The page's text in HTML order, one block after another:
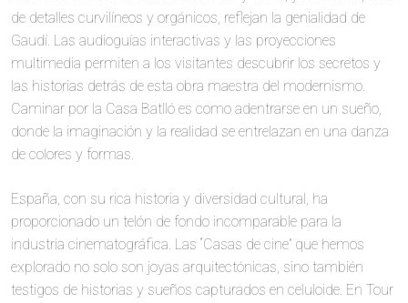
de detalles curvilíneos y orgánicos, reflejan la genialidad de
Gaudí. Las audioguías interactivas y las proyecciones
multimedia permiten a los visitantes descubrir los secretos y
las historias detrás de esta obra maestra del modernismo.
Caminar por la Casa Batlló es como adentrarse en un sueño,
donde la imaginación y la realidad se entrelazan en una danza
de colores y formas.
España, con su rica historia y diversidad cultural, ha
proporcionado un telón de fondo incomparable para la
industria cinematográfica. Las “Casas de cine” que hemos
explorado no solo son joyas arquitectónicas, sino también
testigos de historias y sueños capturados en celuloide. En Tour